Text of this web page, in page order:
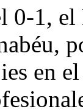
0-1,
en